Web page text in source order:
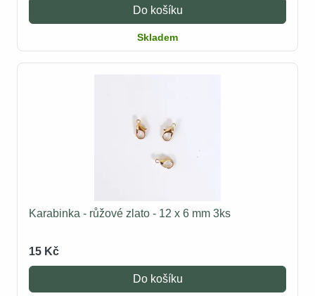
Do košíku
Skladem
Karabinka - růžové zlato - 12 x 6 mm 3ks
15 Kč
Do košíku